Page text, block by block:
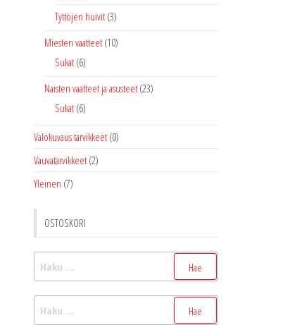
Tyttöjen huivit (3)
Miesten vaatteet (10)
Sukat (6)
Naisten vaatteet ja asusteet (23)
Sukat (6)
Valokuvaus tarvikkeet (0)
Vauvatarvikkeet (2)
Yleinen (7)
OSTOSKORI
Haku:
Haku: